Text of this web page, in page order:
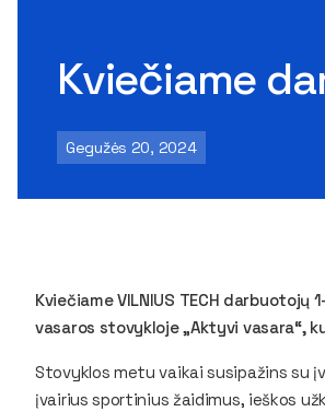
Kviečiame
Gegužės 20, 2024
Kviečiame VILNIUS TECH
vasaros stovykloje „Aktyvi vasara“,
Stovyklos metu vaikai susipažins su
įvairius sportinius žaidimus, ieškos